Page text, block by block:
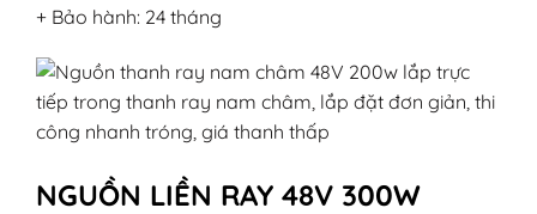
+ Bảo hành: 24 tháng
NGUỒN LIỀN RAY 48V 300W